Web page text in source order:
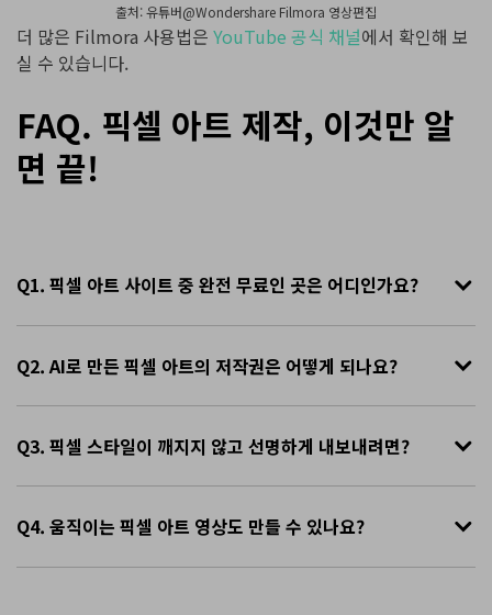
출처: 유튜버@Wondershare Filmora 영상편집
더 많은 Filmora 사용법은 YouTube 공식 채널에서 확인해 보
실 수 있습니다.
FAQ. 픽셀 아트 제작, 이것만 알
면 끝!
Q1. 픽셀 아트 사이트 중 완전 무료인 곳은 어디인가요?
Q2. AI로 만든 픽셀 아트의 저작권은 어떻게 되나요?
Q3. 픽셀 스타일이 깨지지 않고 선명하게 내보내려면?
Q4. 움직이는 픽셀 아트 영상도 만들 수 있나요?